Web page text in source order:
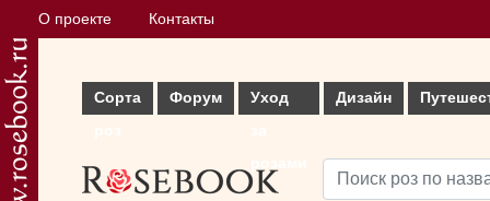
О проекте Контакты
Сорта
Форум
Уход
Дизайн